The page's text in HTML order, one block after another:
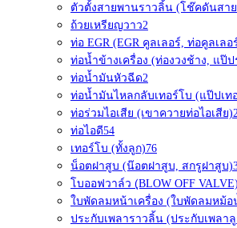
ตัวตั้งสายพานราวลิ้น (โช๊คดันสา
ถ้วยเหรียญวาว2
ท่อ EGR (EGR คูลเลอร์, ท่อคูลเลอ
ท่อน้ำข้างเครื่อง (ท่องวงช้าง, แป๊
ท่อน้ำมันหัวฉีด2
ท่อน้ำมันไหลกลับเทอร์โบ (แป๊ปเท
ท่อร่วมไอเสีย (เขาควายท่อไอเสีย)
ท่อไอดี54
เทอร์โบ (ทั้งลูก)76
น็อตฝาสูบ (น๊อตฝาสูบ, สกรูฝาสูบ)
โบออฟวาล์ว (ฺBLOW OFF VALVE)
ใบพัดลมหน้าเครื่อง (ใบพัดลมหม้อ
ประกับเพลาราวลิ้น (ประกับเพลา